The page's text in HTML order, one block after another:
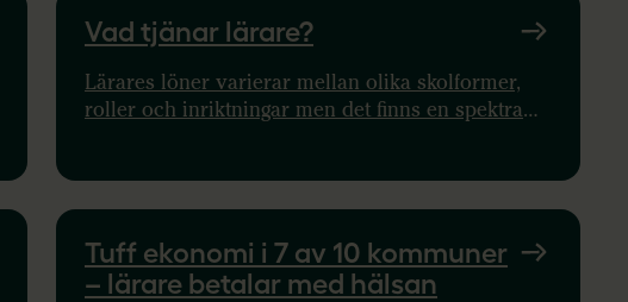
Vad tjänar lärare?
Lärares löner varierar mellan olika skolformer,
roller och inriktningar men det finns en spektra
Tuff ekonomi i 7 av 10 kommuner
– lärare betalar med hälsan